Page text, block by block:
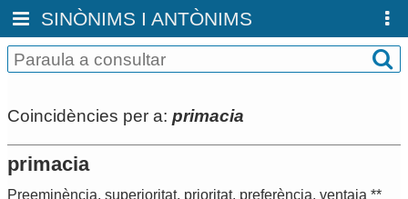
SINÒNIMS I ANTÒNIMS
Coincidències per a: primacia
primacia
Preeminència, superioritat, prioritat, preferència, ventaja **